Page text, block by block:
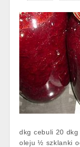
dkg cebuli 20
oleju ½ szklanki